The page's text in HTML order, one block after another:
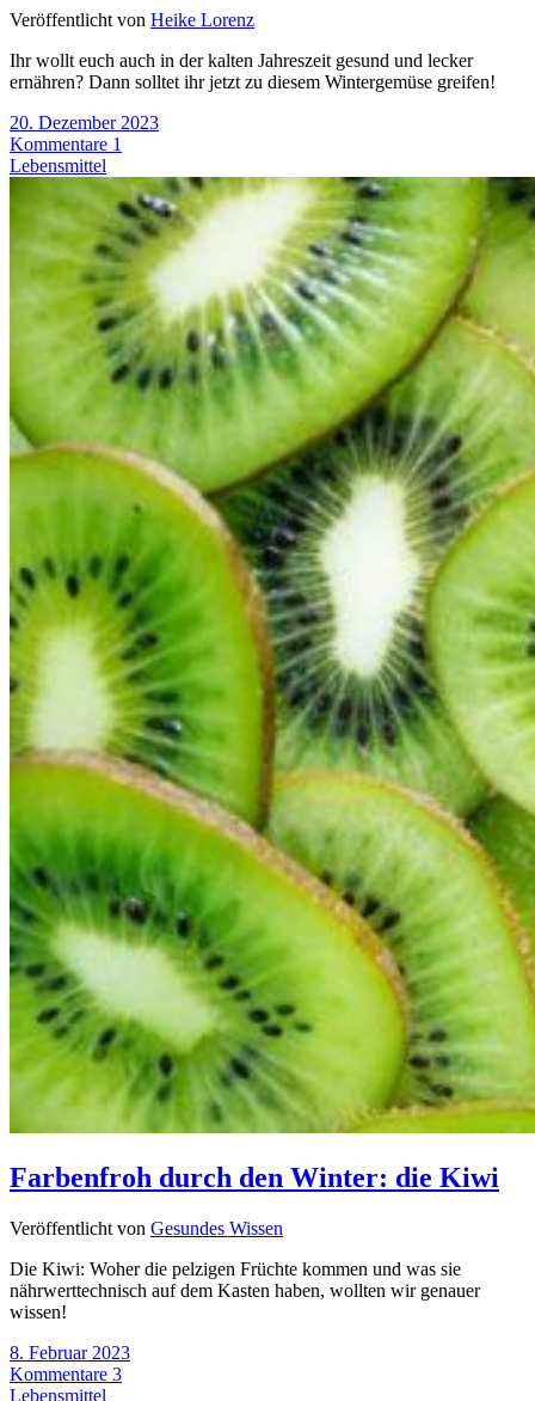
Veröffentlicht von Heike Lorenz
Ihr wollt euch auch in der kalten Jahreszeit gesund und lecker
ernähren? Dann solltet ihr jetzt zu diesem Wintergemüse greifen!
20. Dezember 2023
Kommentare 1
Lebensmittel
Farbenfroh durch den Winter: die Kiwi
Veröffentlicht von Gesundes Wissen
Die Kiwi: Woher die pelzigen Früchte kommen und was sie
nährwerttechnisch auf dem Kasten haben, wollten wir genauer
wissen!
8. Februar 2023
Kommentare 3
Lebensmittel